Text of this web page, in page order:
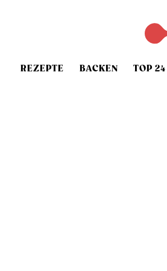
REZEPTE BACKEN TOP 24